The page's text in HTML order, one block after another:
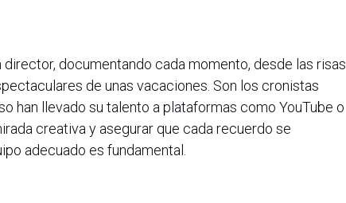
documentando cada momento, desde las risas
de unas vacaciones. Son los cronistas
han llevado su talento a plataformas como YouTube o
creativa y asegurar que cada recuerdo se
adecuado es fundamental.